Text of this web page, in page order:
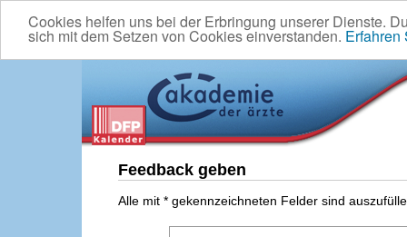
Cookies helfen uns bei der Erbringung unserer Dienste.
sich mit dem Setzen von Cookies einverstanden. Erfahren
Feedback geben
Alle mit * gekennzeichneten Felder sind